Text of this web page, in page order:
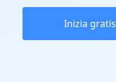
Inizia gratis